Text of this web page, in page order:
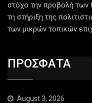
στόχο την προβολή των
τη στήριξη της
των μικρών τοπικών
ΠΡΟΣΦΑΤΑ
August 3, 2026